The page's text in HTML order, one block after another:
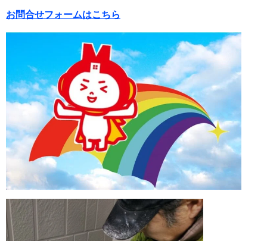
お問合せフォームはこちら